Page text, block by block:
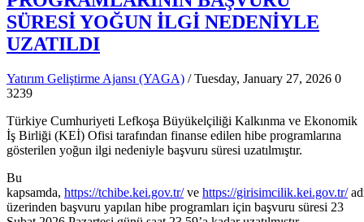
SÜRESİ YOĞUN İLGİ NEDENİYLE
UZATILDI
Yatırım Geliştirme Ajansı (YAGA) / Tuesday, January 27, 2026 0
3239
Türkiye Cumhuriyeti Lefkoşa Büyükelçiliği Kalkınma ve Ekonomik
İş Birliği (KEİ) Ofisi tarafından finanse edilen hibe programlarına
gösterilen yoğun ilgi nedeniyle başvuru süresi uzatılmıştır.
Bu
kapsamda, https://tchibe.kei.gov.tr/ve https://girisimcilik.kei.gov.tr/
üzerinden başvuru yapılan hibe programları için başvuru süresi 23